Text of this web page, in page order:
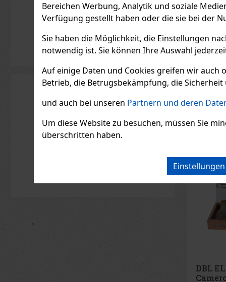
Bereichen Werbung, Analytik und soziale
Verfügung gestellt haben oder die sie bei der
Sie haben die Möglichkeit, die Einstellungen
notwendig ist. Sie können Ihre Auswahl
Auf einige Daten und Cookies greifen wir
Betrieb, die Betrugsbekämpfung, die Sicherheit
und auch bei unseren Partnern und deren
Um diese Website zu besuchen, müssen Sie
überschritten haben.
Claro
AUF
von
verleiht
sanften
sowie
Noten
Holz.
DBL